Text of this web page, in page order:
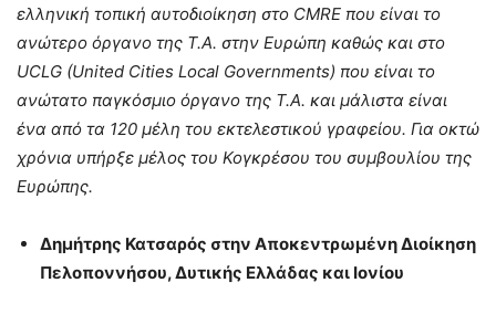
ελληνική τοπική αυτοδιοίκηση στο CMRE που είναι το
ανώτερο όργανο της Τ.Α. στην Ευρώπη καθώς και στο
UCLG (United Cities Local Governments) που είναι το
ανώτατο παγκόσμιο όργανο της Τ.Α. και μάλιστα είναι
ένα από τα 120 μέλη του εκτελεστικού γραφείου. Για οκτώ
χρόνια υπήρξε μέλος του Κογκρέσου του συμβουλίου της
Ευρώπης.
Δημήτρης Κατσαρός στην Αποκεντρωμένη Διοίκηση
Πελοποννήσου, Δυτικής Ελλάδας και Ιονίου